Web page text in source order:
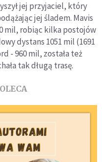
jej przyjaciel, który
jej śladem. Mavis
mil, robiąc kilka postojów
dystans 1051 mil (1691
- 960 mil, została też
tak długą trasę.